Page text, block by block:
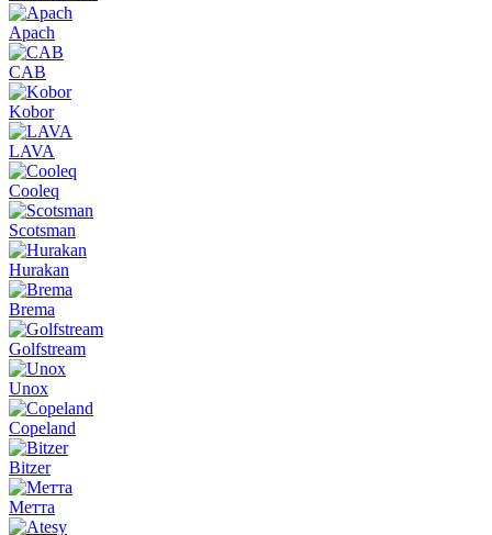
Apach
CAB
Kobor
LAVA
Cooleq
Scotsman
Hurakan
Brema
Golfstream
Unox
Copeland
Bitzer
Метта